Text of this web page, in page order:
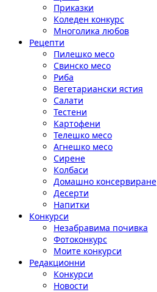
Приказки
Коледен конкурс
Многолика любов
Рецепти
Пилешко месо
Свинско месо
Риба
Вегетариански ястия
Салати
Тестени
Картофени
Телешко месо
Агнешко месо
Сирене
Колбаси
Домашно консервиране
Десерти
Напитки
Конкурси
Незабравима почивка
Фотоконкурс
Моите конкурси
Редакционни
Конкурси
Новости